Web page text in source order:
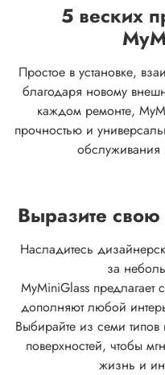
5 веских
Простое в установке,
благодаря новому
каждом ремонте,
прочностью и
обслуживания
Выразите
Насладитесь
за
MyMiniGlass предлагает
дополняют любой
Выбирайте из семи типов
поверхностей, чтобы
жизнь и